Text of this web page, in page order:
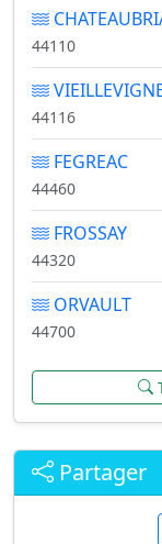
44110
44116
FEGREAC
44460
FROSSAY
44320
ORVAULT
44700
Partager